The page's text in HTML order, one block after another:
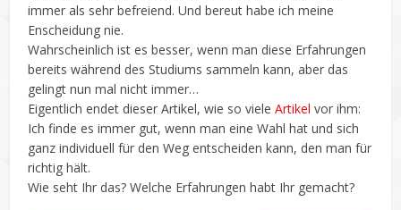
immer als sehr befreiend. Und bereut habe ich meine
Enscheidung nie.
Wahrscheinlich ist es besser, wenn man diese Erfahrungen
bereits während des Studiums sammeln kann, aber das
gelingt nun mal nicht immer…
Eigentlich endet dieser Artikel, wie so vieleArtikelvor ihm:
Ich finde es immer gut, wenn man eine Wahl hat und sich
ganz individuell für den Weg entscheiden kann, den man für
richtig hält.
Wie seht Ihr das? Welche Erfahrungen habt Ihr gemacht?